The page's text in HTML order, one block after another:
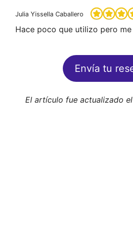
Julia Yissella Caballero
Hace poco que utilizo pero
Envía tu
El artículo fue actualizado